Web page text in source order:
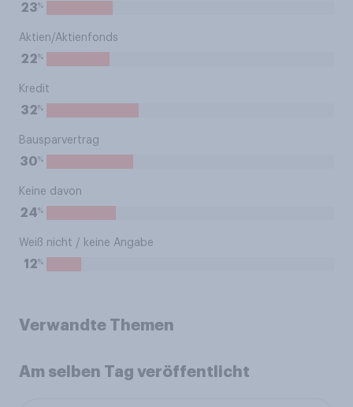
23%
Aktien/Aktienfonds
22%
Kredit
32%
Bausparvertrag
30%
Keine davon
24%
Weiß nicht / keine Angabe
12%
Verwandte Themen
Am selben Tag veröffentlicht